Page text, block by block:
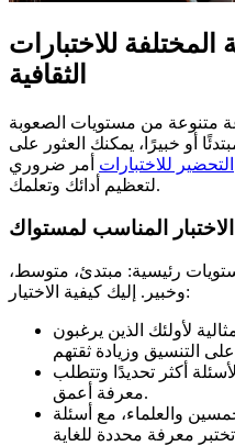
للاختبارات
الثقافية
متنوعة من مستويات الصعوبة
أو خبيرًا، يمكنك العثور على
التحضير للاختبارات أمر ضروري
لتعظيم أدائك وتعلمك.
المناسب لمستواك
مستويات رئيسية: مبتدئ، متوسط،
وخبير. إليك كيفية الاختيار:
لأولئك الذين يرغبون
أكثر تحديدًا وتتطلب
معرفة أعمق.
والعلماء، مع أسئلة